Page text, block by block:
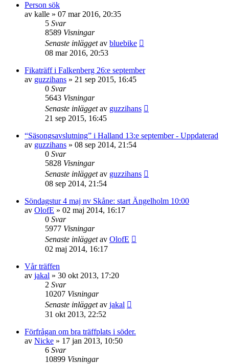
Person sök
av kalle » 07 mar 2016, 20:35
5 Svar
8589 Visningar
Senaste inläggetav bluebike
08 mar 2016, 20:53
Fikaträff i Falkenberg 26:e september
av guzzihans » 21 sep 2015, 16:45
0 Svar
5643 Visningar
Senaste inläggetav guzzihans
21 sep 2015, 16:45
“Säsongsavslutning” i Halland 13:e september - Uppdaterad
av guzzihans » 08 sep 2014, 21:54
0 Svar
5828 Visningar
Senaste inläggetav guzzihans
08 sep 2014, 21:54
Söndagstur 4 maj nv Skåne: start Ängelholm 10:00
av OlofE » 02 maj 2014, 16:17
0 Svar
5977 Visningar
Senaste inläggetav OlofE
02 maj 2014, 16:17
Vår träffen
av jakal » 30 okt 2013, 17:20
2 Svar
10207 Visningar
Senaste inläggetav jakal
31 okt 2013, 22:52
Förfrågan om bra träffplats i söder.
av Nicke » 17 jan 2013, 10:50
6 Svar
10899 Visningar